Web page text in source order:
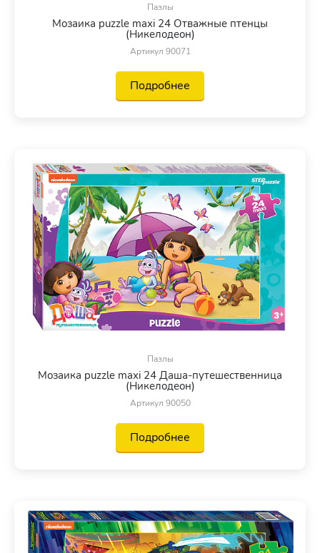
Пазлы
Мозаика puzzle maxi 24 Отважные птенцы
(Никелодеон)
Артикул 90071
Подробнее
Пазлы
Мозаика puzzle maxi 24 Даша-путешественница
(Никелодеон)
Артикул 90050
Подробнее